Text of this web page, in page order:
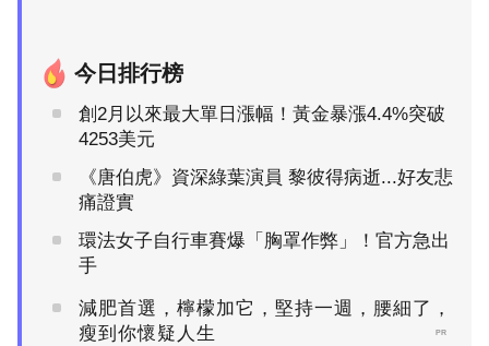
今日排行榜
創2月以來最大單日漲幅！黃金暴漲4.4%突破
4253美元
《唐伯虎》資深綠葉演員 黎彼得病逝...好友悲
痛證實
環法女子自行車賽爆「胸罩作弊」！官方急出
手
減肥首選，檸檬加它，堅持一週，腰細了，
瘦到你懷疑人生
PR